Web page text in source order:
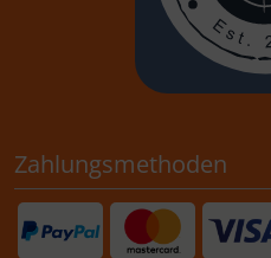
Zahlungsmethoden